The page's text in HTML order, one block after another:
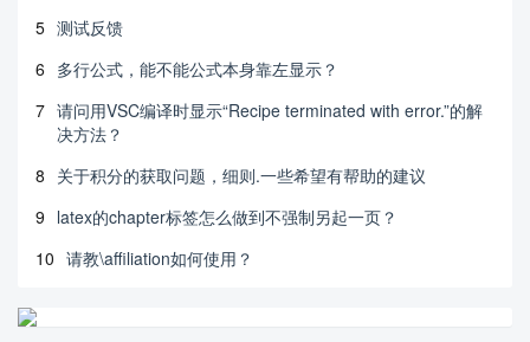
5 测试反馈
6 多行公式，能不能公式本身靠左显示？
7 请问用VSC编译时显示“Recipe terminated with error.”的解
决方法？
8 关于积分的获取问题，细则.一些希望有帮助的建议
9 latex的chapter标签怎么做到不强制另起一页？
10 请教\affiliation如何使用？